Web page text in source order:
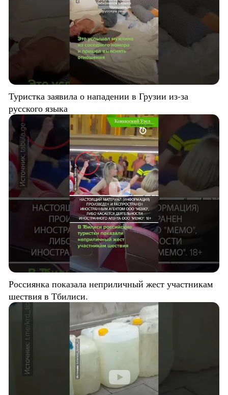
Туристка заявила о нападении в Грузии из-за
русского языка
Россиянка показала неприличный жест участникам
шествия в Тбилиси.